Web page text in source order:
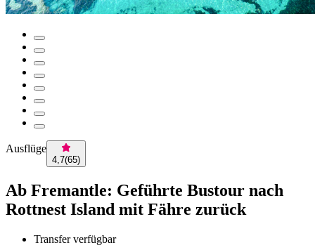
Ausflüge
4,7(65)
Ab Fremantle: Geführte Bustour nach
Rottnest Island mit Fähre zurück
Transfer verfügbar